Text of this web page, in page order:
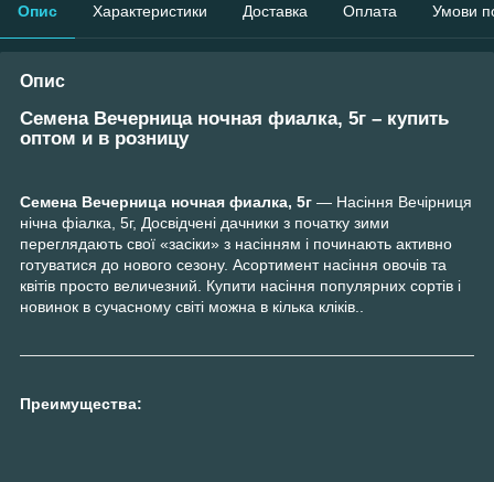
Опис Характеристики Доставка Оплата Умови
Опис
Семена Вечерница ночная фиалка, 5г – купить
оптом и в розницу
Семена Вечерница ночная фиалка, 5г — Насіння Вечірниця
нічна фіалка, 5г, Досвідчені дачники з початку зими
переглядають свої «засіки» з насінням і починають активно
готуватися до нового сезону. Асортимент насіння овочів та
квітів просто величезний. Купити насіння популярних сортів і
новинок в сучасному світі можна в кілька кліків..
Преимущества: